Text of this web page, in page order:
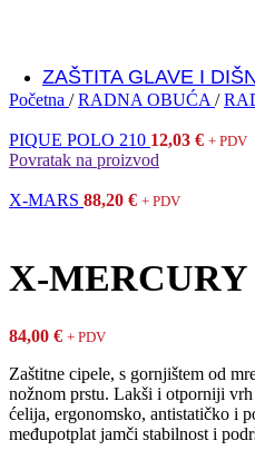
ZAŠTITA GLAVE I
ZAŠTITA GLAVE
Kacige
ZAŠTITA VIDA
ZAŠTITA DIŠNIH
Jednokrane maske
ZAŠTITA SLUHA
Početna / RADNA OBUĆA /
PIQUE POLO 210 12,03 € + PDV
Povratak na proizvod
X-MARS 88,20 € + PDV
X-MERCURY
84,00 € + PDV
Zaštitne cipele, s gornjištem od
nožnom prstu. Lakši i otporniji vrh
ćelija, ergonomsko, antistatičko i
međupotplat jamči stabilnost i